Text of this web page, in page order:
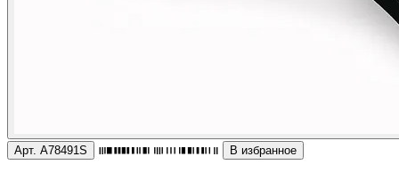
Арт. A78491S В избранное